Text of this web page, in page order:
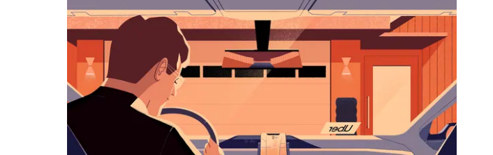
закрыть
календарь,
нажмите
Esc.